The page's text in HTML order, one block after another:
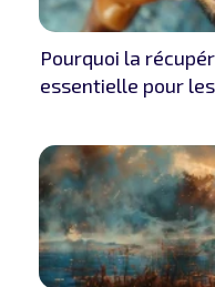
Pourquoi la
essentielle pour